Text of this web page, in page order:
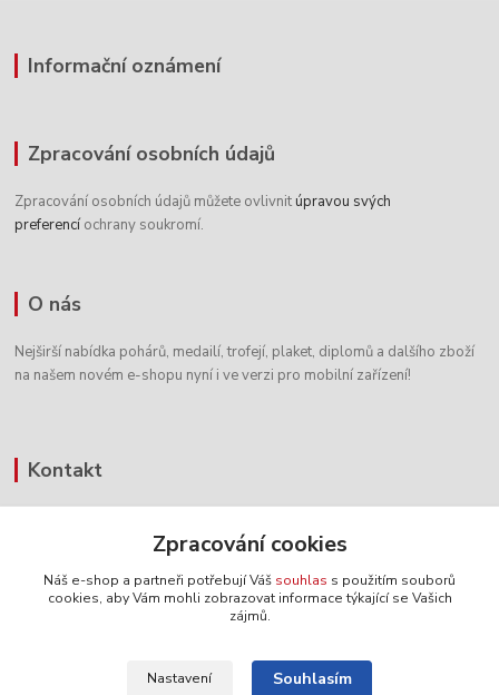
Informační oznámení
Zpracování osobních údajů
Zpracování osobních údajů můžete ovlivnit úpravou svých
preferencíochrany soukromí.
O nás
Nejširší nabídka pohárů, medailí, trofejí, plaket, diplomů a dalšího zboží
na našem novém e-shopu nyní i ve verzi pro mobilní zařízení!
Kontakt
info@pohary-figurky.cz
Zpracování cookies
Náš e-shop a partneři potřebují Váš souhlas s použitím souborů
cookies, aby Vám mohli zobrazovat informace týkající se Vašich
zájmů.
Nastavení Souhlasím